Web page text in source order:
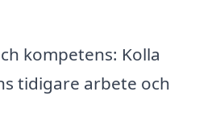
kompetens: Kolla
tidigare arbete och